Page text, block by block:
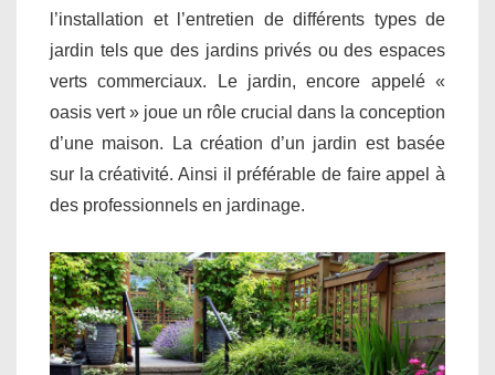
l’installation et l’entretien de différents types de
jardin tels que des jardins privés ou des espaces
verts commerciaux. Le jardin, encore appelé «
oasis vert » joue un rôle crucial dans la conception
d’une maison. La création d’un jardin est basée
sur la créativité. Ainsi il préférable de faire appel à
des professionnels en jardinage.